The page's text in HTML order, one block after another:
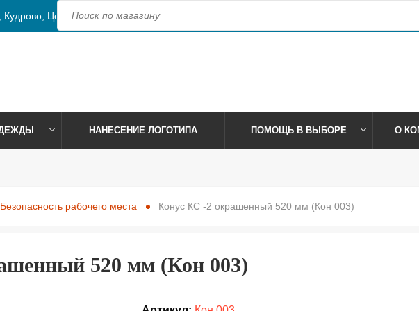
Кудрово, Центральная, 41 access_time
НАНЕСЕНИЕ ЛОГОТИПА ПОМОЩЬ В ВЫБОРЕ О
Безопасность рабочего места Конус КС -2 окрашенный 520 мм (Кон 003)
520 мм (Кон 003)